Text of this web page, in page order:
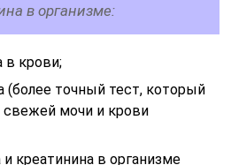
в организме:
в крови;
(более точный тест, который
свежей мочи и крови
креатинина в организме